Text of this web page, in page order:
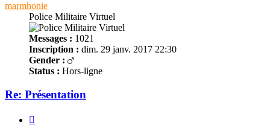
marmhonie
Police Militaire Virtuel
Messages : 1021
Inscription : dim. 29 janv. 2017 22:30
Gender :
Status : Hors-ligne
Re: Présentation